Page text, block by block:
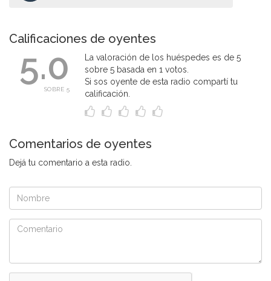
Calificaciones de oyentes
5.0
SOBRE 5
La valoración de los huéspedes es de 5
sobre 5 basada en 1 votos.
Si sos oyente de esta radio compartí tu
calificación.
Comentarios de oyentes
Dejá tu comentario a esta radio.